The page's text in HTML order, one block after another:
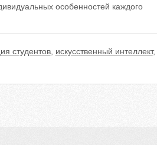
особенностей каждого
студентов, искусственный интеллект,